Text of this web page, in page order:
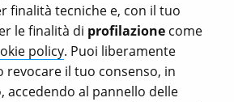
Equality sono deducibili dalle
dalla legge.
Veg e iAnimal sono marchi
Equality.
finalità tecniche e, con il tuo
le finalità di profilazione come
policy. Puoi liberamente
il tuo consenso, in
accedendo al pannello delle